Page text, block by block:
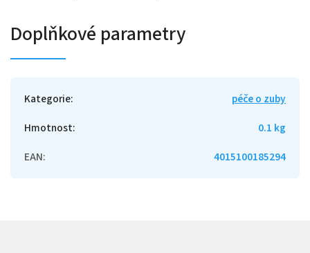
Doplňkové parametry
Kategorie:
péče o zuby
Hmotnost:
0.1 kg
EAN: 4015100185294